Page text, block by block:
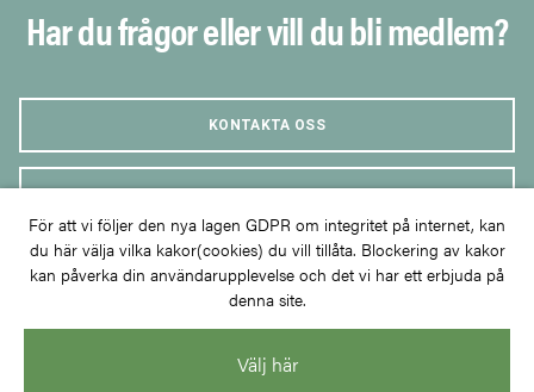
Har du frågor eller vill du bli medlem?
KONTAKTA OSS
BLI MEDLEM
Kunskapsutbyte för ett klimatsmart
För att vi följer den nya lagen GDPR om integritet på internet, kan
du här välja vilka kakor(cookies) du vill tillåta. Blockering av kakor
kan påverka din användarupplevelse och det vi har ett erbjuda på
denna site.
Välj här